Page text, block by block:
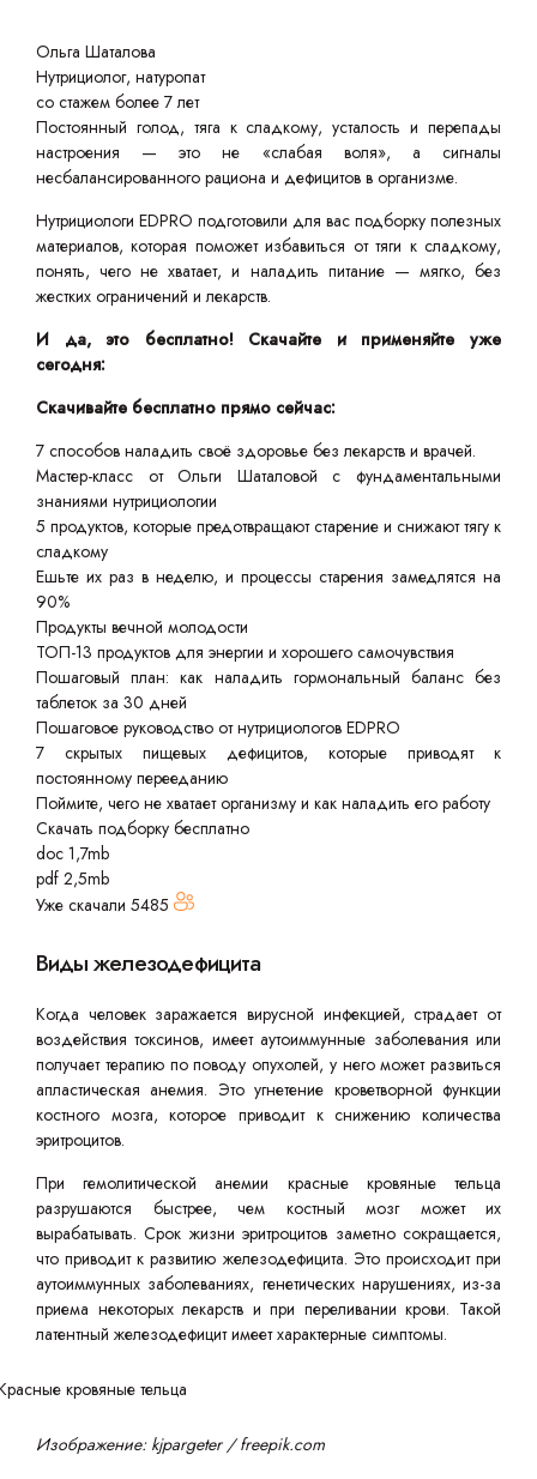
Ольга Шаталова
Нутрициолог, натуропат
со стажем более 7 лет
Постоянный голод, тяга к сладкому, усталость и перепады
настроения — это не «слабая воля», а сигналы
несбалансированного рациона и дефицитов в организме.
Нутрициологи EDPRO подготовили для вас подборку полезных
материалов, которая поможет избавиться от тяги к сладкому,
понять, чего не хватает, и наладить питание — мягко, без
жестких ограничений и лекарств.
И да, это бесплатно! Скачайте и применяйте уже
сегодня:
Скачивайте бесплатно прямо сейчас:
7 способов наладить своё здоровье без лекарств и врачей.
Мастер-класс от Ольги Шаталовой с фундаментальными
знаниями нутрициологии
5 продуктов, которые предотвращают старение и снижают тягу к
сладкому
Ешьте их раз в неделю, и процессы старения замедлятся на
90%
Продукты вечной молодости
ТОП-13 продуктов для энергии и хорошего самочувствия
Пошаговый план: как наладить гормональный баланс без
таблеток за 30 дней
Пошаговое руководство от нутрициологов EDPRO
7 скрытых пищевых дефицитов, которые приводят к
постоянному перееданию
Поймите, чего не хватает организму и как наладить его работу
Скачать подборку бесплатно
doc 1,7mb
pdf 2,5mb
Уже скачали 5485
Виды железодефицита
Когда человек заражается вирусной инфекцией, страдает от
воздействия токсинов, имеет аутоиммунные заболевания или
получает терапию по поводу опухолей, у него может развиться
апластическая анемия. Это угнетение кроветворной функции
костного мозга, которое приводит к снижению количества
эритроцитов.
При гемолитической анемии красные кровяные тельца
разрушаются быстрее, чем костный мозг может их
вырабатывать. Срок жизни эритроцитов заметно сокращается,
что приводит к развитию железодефицита. Это происходит при
аутоиммунных заболеваниях, генетических нарушениях, из-за
приема некоторых лекарств и при переливании крови. Такой
латентный железодефицит имеет характерные симптомы.
Изображение: kjpargeter / freepik.com